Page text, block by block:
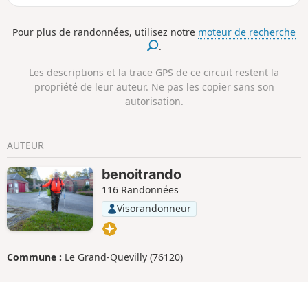
Pour plus de randonnées, utilisez notre moteur de recherche
.
Les descriptions et la trace GPS de ce circuit restent la
propriété de leur auteur. Ne pas les copier sans son
autorisation.
AUTEUR
benoitrando
116 Randonnées
Visorandonneur
Commune : Le Grand-Quevilly (76120)